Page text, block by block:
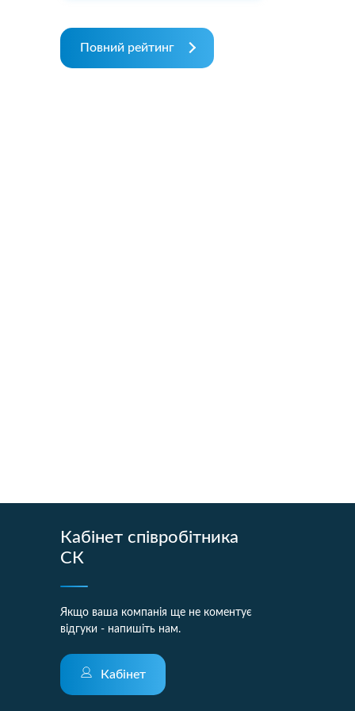
Повний рейтинг
Кабінет співробітника
СК
Якщо ваша компанія ще не коментує
відгуки - напишіть нам.
Кабінет